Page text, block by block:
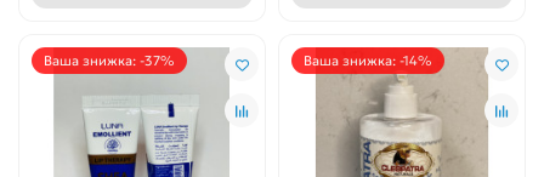
Ваша знижка: -37% Ваша знижка: -14%